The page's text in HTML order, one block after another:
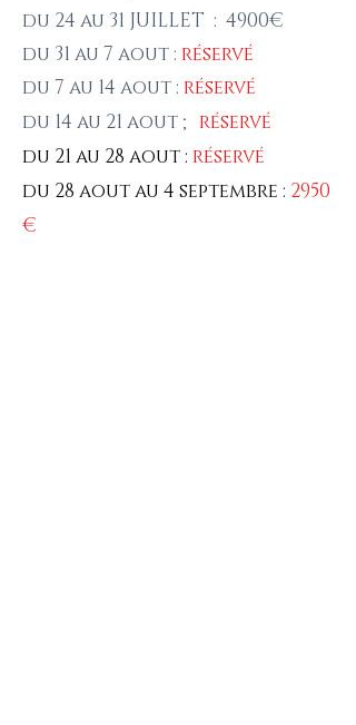
du 24 au 31 JUILLET : 4900€
du 31 au 7 aout : réservé
du 7 au 14 aout : réservé
du 14 au 21 aout ; réservé
du 21 au 28 aout : réservé
du 28 aout au 4 septembre : 2950
€